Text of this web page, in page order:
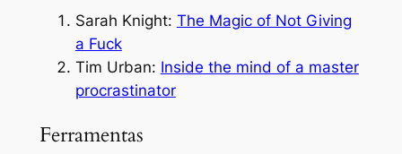
Sarah Knight: The Magic of Not Giving
a Fuck
Tim Urban: Inside the mind of a master
procrastinator
Ferramentas